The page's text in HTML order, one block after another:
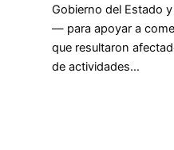
Gobierno del Estado
— para apoyar a
que resultaron
de actividades…